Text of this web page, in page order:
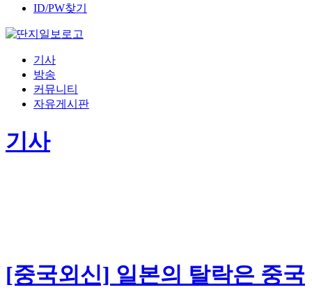
ID/PW찾기
기사
방송
커뮤니티
자유게시판
기사
[중국외신] 일본의 탈락은 중국